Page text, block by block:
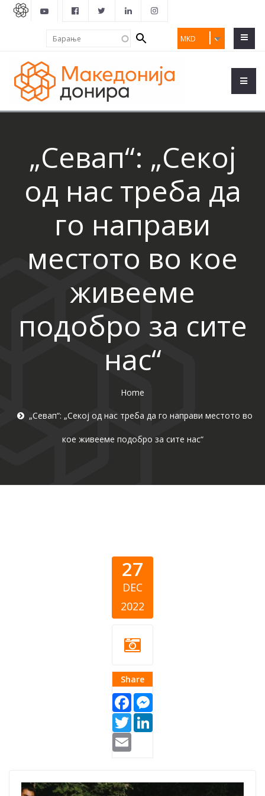
MKD
Search
form
„Севап“: „Секој
од нас треба да
го направи
местото во кое
живееме
подобро за сите
нас“
Home
„Севап“: „Секој од нас треба да го направи местото во
кое живееме подобро за сите нас“
27
DEC
2022
Share
Facebook
Twitter